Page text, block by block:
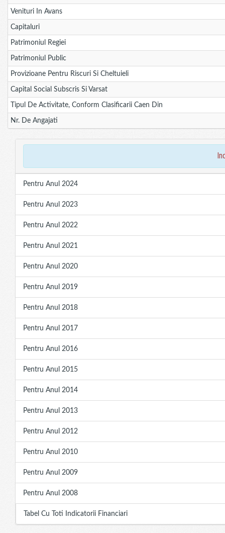
Venituri In Avans
Capitaluri
Patrimoniul Regiei
Patrimoniul Public
Provizioane Pentru Riscuri Si Cheltuieli
Capital Social Subscris Si Varsat
Tipul De Activitate, Conform Clasificarii Caen Din
Nr. De Angajati
Pentru Anul 2024
Pentru Anul 2023
Pentru Anul 2022
Pentru Anul 2021
Pentru Anul 2020
Pentru Anul 2019
Pentru Anul 2018
Pentru Anul 2017
Pentru Anul 2016
Pentru Anul 2015
Pentru Anul 2014
Pentru Anul 2013
Pentru Anul 2012
Pentru Anul 2010
Pentru Anul 2009
Pentru Anul 2008
Tabel Cu Toti Indicatorii Financiari